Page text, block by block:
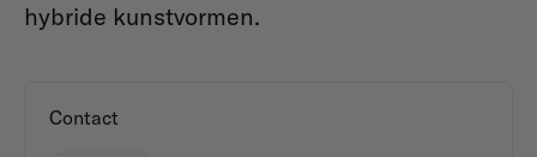
hybride kunstvormen.
Contact